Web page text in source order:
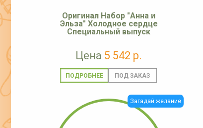
Оригинал Набор "Анна и
Эльза" Холодное сердце
Специальный выпуск
Цена 5 542 р.
ПОДРОБНЕЕ
Загадай желание